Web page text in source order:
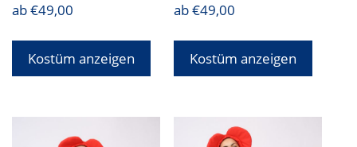
ab€49,00
Kostüm anzeigen
ab€49,00
Kostüm anzeigen